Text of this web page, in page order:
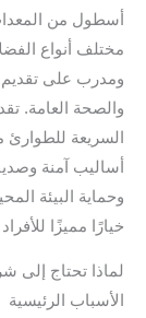
أسطول من
مختلف أنواع
ومدرب على تقديم
والصحة العامة.
السريعة للطوارئ
أساليب آمنة
وحماية البيئة
خيارًا مميزًا
لماذا تحتاج إلى
الأسباب الرئيسية